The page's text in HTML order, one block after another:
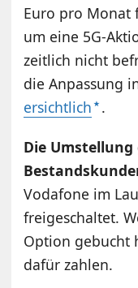
Euro pro Monat
um eine 5G-
zeitlich nicht
die Anpassung
ersichtlich .
Die
Vodafone im
freigeschaltet.
Option gebucht
dafür zahlen.